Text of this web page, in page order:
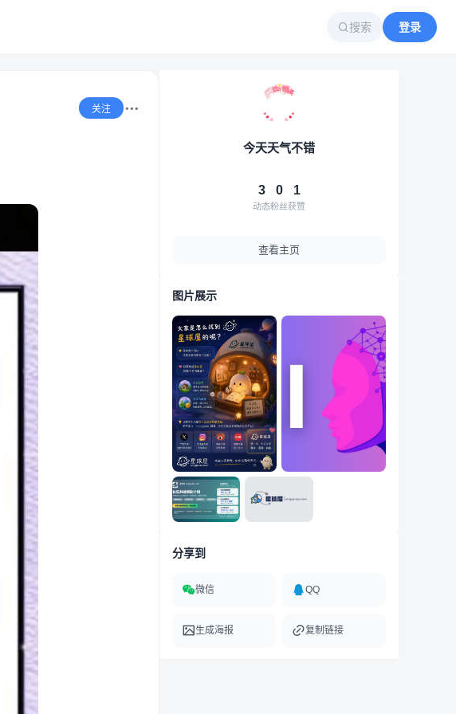
搜索 登录
关注
今天天气不错
3
动态
0
粉丝
1
获赞
查看主页
图片展示
分享到
微信 QQ
生成海报 复制链接